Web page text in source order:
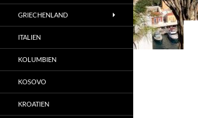
GRIECHENLAND
ITALIEN
KOLUMBIEN
KOSOVO
KROATIEN